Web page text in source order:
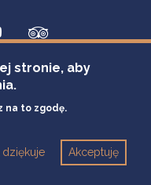
stronie, aby
na to zgodę.
Akceptuję
dziękuje